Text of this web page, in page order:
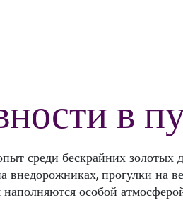
в
среди бескрайних
прогулки на
особой